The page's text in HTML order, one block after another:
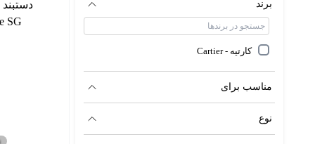
برند
کارتیه - Cartier
مناسب برای
نوع